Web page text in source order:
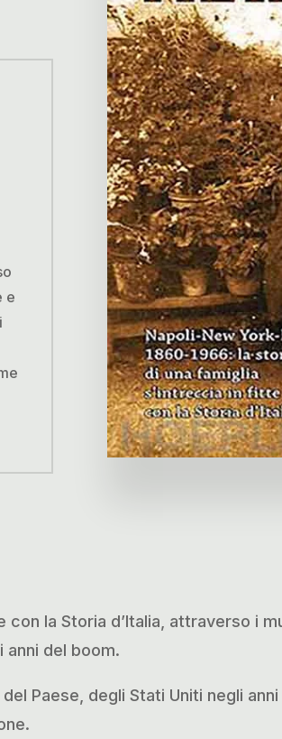
e
la Storia d’Italia, attraverso i
anni del boom.
Paese, degli Stati Uniti negli